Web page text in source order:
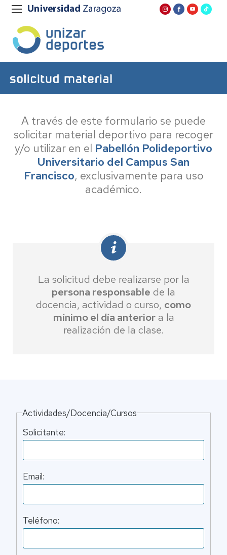
A través de este formulario se puede
solicitar material deportivo para recoger
y/o utilizar en el Pabellón Polideportivo
Universitario del Campus San
Francisco, exclusivamente para uso
académico.
La solicitud debe realizarse por la
persona responsable de la
docencia, actividad o curso, como
mínimo el día anteriora la
realización de la clase.
Actividades/Docencia/Cursos
Solicitante:
Email:
Teléfono: